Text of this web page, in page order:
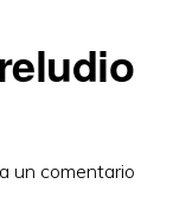
un comentario